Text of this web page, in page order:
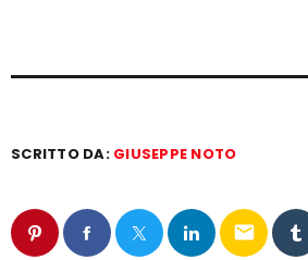
SCRITTO DA: GIUSEPPE NOTO
email